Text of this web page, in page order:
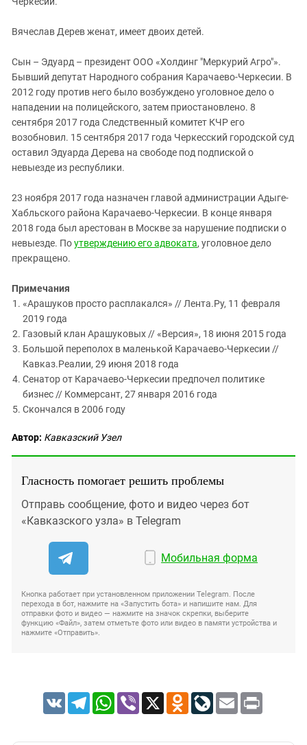
Вячеслав Дерев женат, имеет двоих детей.
Сын – Эдуард – президент ООО «Холдинг "Меркурий Агро"».
Бывший депутат Народного собрания Карачаево-Черкесии. В
2012 году против него было возбуждено уголовное дело о
нападении на полицейского, затем приостановлено. 8
сентября 2017 года Следственный комитет КЧР его
возобновил. 15 сентября 2017 года Черкесский городской суд
оставил Эдуарда Дерева на свободе под подпиской о
невыезде из республики.
23 ноября 2017 года назначен главой администрации Адыге-
Хабльского района Карачаево-Черкесии. В конце января
2018 года был арестован в Москве за нарушение подписки о
невыезде. Поутверждению его адвоката, уголовное дело
прекращено.
Примечания
«Арашуков просто расплакался» // Лента.Ру, 11 февраля
2019 года
Газовый клан Арашуковых // «Версия», 18 июня 2015 года
Большой переполох в маленькой Карачаево-Черкесии //
Кавказ.Реалии, 29 июня 2018 года
Сенатор от Карачаево-Черкесии предпочел политике
бизнес // Коммерсант, 27 января 2016 года
Скончался в 2006 году
Автор: Кавказский Узел
Гласность помогает решить проблемы
Отправь сообщение, фото и видео через бот
«Кавказского узла» в Telegram
Мобильная форма
Кнопка работает при установленном приложении Telegram. После
перехода в бот, нажмите на «Запустить бота» и напишите нам. Для
отправки фото и видео — нажмите на значок скрепки, выберите
функцию «Файл», затем отметьте фото или видео в памяти устройства и
нажмите «Отправить».
VK TelegramWhatsApp
Viber X Odnoklassniki
LiveJournal
Email Print